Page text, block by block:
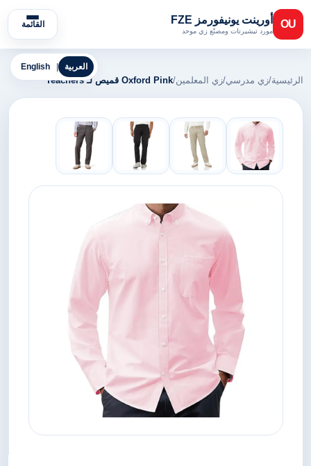
OU أورينت يونيفورمز FZE
مورد تيشيرتات ومصنّع زي موحد
القائمة
English العربية
الرئيسية/زي مدرسي/زي المعلمين/Oxford Pink قميص لـ Teachers